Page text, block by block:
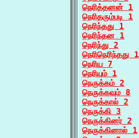
நெரித்தனன் 1
நெரிதரும்படி 1
நெரிந்தது 1
நெரிந்தன 1
நெரிந்து 2
நெரிநெரிந்தது 1
நெரிய 7
நெரியும் 1
நெருக்கம் 2
நெருக்கவும் 8
நெருக்கால் 2
நெருக்கி 3
நெருக்கினர் 2
நெருக்கினால் 1